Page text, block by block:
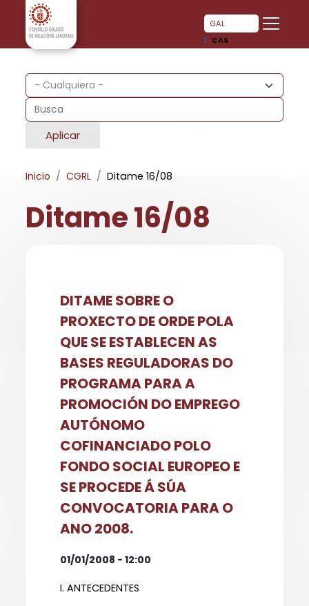
Pasar al contenido principal
GAL
CAS
Aplicar
Inicio CGRL Ditame 16/08
Ditame 16/08
DITAME SOBRE O
PROXECTO DE ORDE POLA
QUE SE ESTABLECEN AS
BASES REGULADORAS DO
PROGRAMA PARA A
PROMOCIÓN DO EMPREGO
AUTÓNOMO
COFINANCIADO POLO
FONDO SOCIAL EUROPEO E
SE PROCEDE Á SÚA
CONVOCATORIA PARA O
ANO 2008.
01/01/2008 - 12:00
I. ANTECEDENTES